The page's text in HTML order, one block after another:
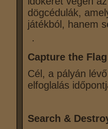
dögcédulák,
játékból, hanem
Capture the
Cél, a pályán
elfoglalás
Search &